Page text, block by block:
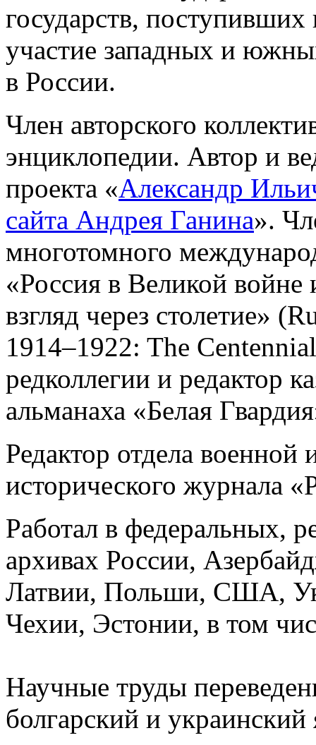
государств,
участие западных и
в России.
Член авторского
энциклопедии. Автор и
проекта «Александр
сайта Андрея Ганина».
многотомного
«Россия в Великой
взгляд через столетие»
1914–1922: The
редколлегии и редактор
альманаха «Белая
Редактор отдела военной
исторического журнала
Работал в федеральных,
архивах России,
Латвии, Польши, США,
Чехии, Эстонии, в том
Научные труды
болгарский и украинский